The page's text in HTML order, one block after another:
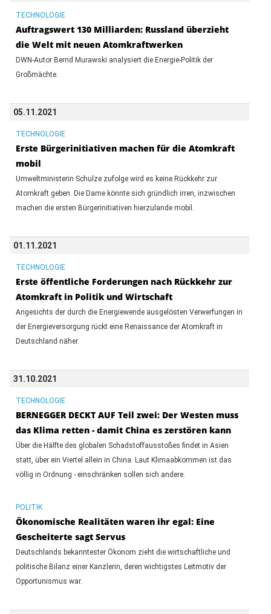
TECHNOLOGIE
Auftragswert 130 Milliarden: Russland überzieht
die Welt mit neuen Atomkraftwerken
DWN-Autor Bernd Murawski analysiert die Energie-Politik der
Großmächte.
05.11.2021
TECHNOLOGIE
Erste Bürgerinitiativen machen für die Atomkraft
mobil
Umweltministerin Schulze zufolge wird es keine Rückkehr zur
Atomkraft geben. Die Dame könnte sich gründlich irren, inzwischen
machen die ersten Bürgerinitiativen hierzulande mobil.
01.11.2021
TECHNOLOGIE
Erste öffentliche Forderungen nach Rückkehr zur
Atomkraft in Politik und Wirtschaft
Angesichts der durch die Energiewende ausgelösten Verwerfungen in
der Energieversorgung rückt eine Renaissance der Atomkraft in
Deutschland näher.
31.10.2021
TECHNOLOGIE
BERNEGGER DECKT AUF Teil zwei: Der Westen muss
das Klima retten - damit China es zerstören kann
Über die Hälfte des globalen Schadstoffausstoßes findet in Asien
statt, über ein Viertel allein in China. Laut Klimaabkommen ist das
völlig in Ordnung - einschränken sollen sich andere.
POLITIK
Ökonomische Realitäten waren ihr egal: Eine
Gescheiterte sagt Servus
Deutschlands bekanntester Ökonom zieht die wirtschaftliche und
politische Bilanz einer Kanzlerin, deren wichtigstes Leitmotiv der
Opportunismus war.